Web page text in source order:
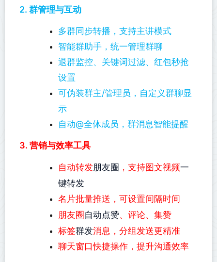
2. 群管理与互动
多群同步转播，支持主讲模式
智能群助手，统一管理群聊
退群监控、关键词过滤、红包秒抢
设置
可伪装群主/管理员，自定义群聊显
示
自动@全体成员，群消息智能提醒
3. 营销与效率工具
自动转发朋友圈 ，支持图文视频一
键转发
名片批量推送，可设置间隔时间
朋友圈自动点赞、评论、集赞
标签群发消息，分组发送更精准
聊天窗口快捷操作，提升沟通效率